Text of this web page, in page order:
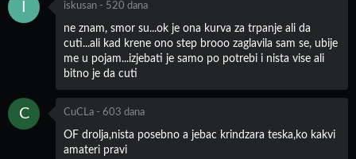
iskusan - 520 dana
ne znam, smor su...ok je ona kurva za trpanje ali da
cuti...ali kad krene ono step brooo zaglavila sam se, ubije
me u pojam...izjebati je samo po potrebi i nista vise ali
bitno je da cuti
C CuCLa - 603 dana
OF drolja,nista posebno a jebac krindzara teska,ko kakvi
amateri pravi